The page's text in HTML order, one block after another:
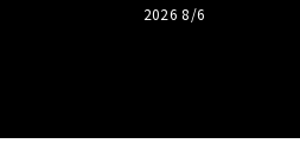
2026 8/6